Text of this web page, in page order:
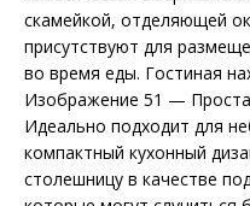
скамейкой, отделяющей
присутствуют для
во время еды. Гостиная
Изображение 51 —
Идеально подходит для
компактный кухонный
столешницу в качестве